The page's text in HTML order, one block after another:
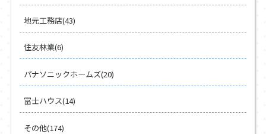
地元工務店(43)
住友林業(6)
パナソニックホームズ(20)
冨士ハウス(14)
その他(174)